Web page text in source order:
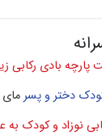
بادی رکابی
دختر و پسر
نوزاد و کودک